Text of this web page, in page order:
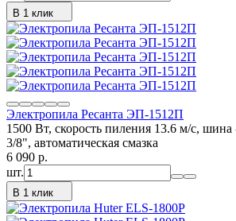
В 1 клик
Электропила Ресанта ЭП-1512П
1500 Вт, скорость пиления 13.6 м/с,
3/8", автоматическая смазка
6 090 p.
шт.
В 1 клик